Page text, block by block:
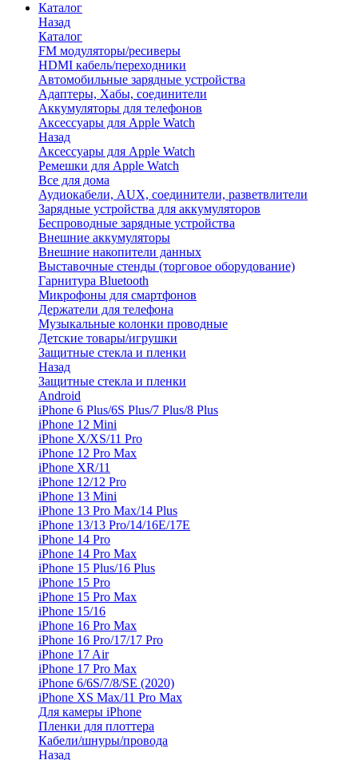
Каталог
Назад
Каталог
FM модуляторы/ресиверы
HDMI кабель/переходники
Автомобильные зарядные устройства
Адаптеры, Хабы, соединители
Аккумуляторы для телефонов
Аксессуары для Apple Watch
Назад
Аксессуары для Apple Watch
Ремешки для Apple Watch
Все для дома
Аудиокабели, AUX, соединители, разветвлители
Зарядные устройства для аккумуляторов
Беспроводные зарядные устройства
Внешние аккумуляторы
Внешние накопители данных
Выставочные стенды (торговое оборудование)
Гарнитура Bluetooth
Микрофоны для смартфонов
Держатели для телефона
Музыкальные колонки проводные
Детские товары/игрушки
Защитные стекла и пленки
Назад
Защитные стекла и пленки
Android
iPhone 6 Plus/6S Plus/7 Plus/8 Plus
iPhone 12 Mini
iPhone X/XS/11 Pro
iPhone 12 Pro Max
iPhone XR/11
iPhone 12/12 Pro
iPhone 13 Mini
iPhone 13 Pro Max/14 Plus
iPhone 13/13 Pro/14/16E/17E
iPhone 14 Pro
iPhone 14 Pro Max
iPhone 15 Plus/16 Plus
iPhone 15 Pro
iPhone 15 Pro Max
iPhone 15/16
iPhone 16 Pro Max
iPhone 16 Pro/17/17 Pro
iPhone 17 Air
iPhone 17 Pro Max
iPhone 6/6S/7/8/SE (2020)
iPhone XS Max/11 Pro Max
Для камеры iPhone
Пленки для плоттера
Кабели/шнуры/провода
Назад